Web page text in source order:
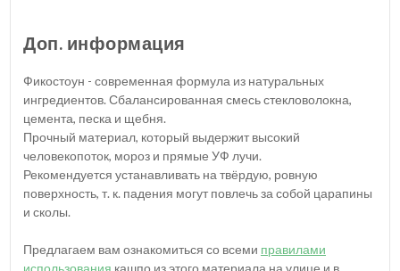
Доп. информация
Фикостоун - современная формула из натуральных
ингредиентов. Сбалансированная смесь стекловолокна,
цемента, песка и щебня.
Прочный материал, который выдержит высокий
человекопоток, мороз и прямые УФ лучи.
Рекомендуется устанавливать на твёрдую, ровную
поверхность, т. к. падения могут повлечь за собой царапины
и сколы.
Предлагаем вам ознакомиться со всеми правилами
использования кашпо из этого материала на улице и в